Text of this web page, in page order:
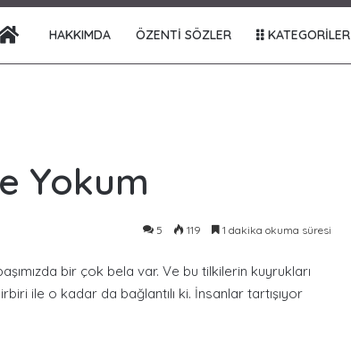
ANA SAYFA
HAKKIMDA ÖZENTI SÖZLER KATEGORILER
Yokum
5 119 1 dakika okuma süresi
bir çok bela var. Ve bu tilkilerin kuyrukları
ile o kadar da bağlantılı ki. İnsanlar tartışıyor